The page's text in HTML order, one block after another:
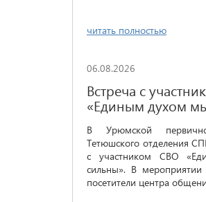
читать полностью
06.08.2026
Встреча с
«Единым духом
В Урюмской
Тетюшского отделения
с участником СВО
сильны». В мероприятии
посетители центра